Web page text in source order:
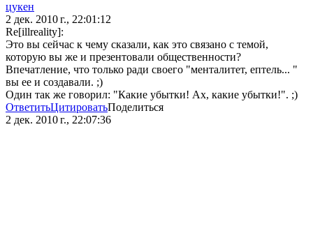
цукен
2 дек. 2010 г., 22:01:12
Re[illreality]:
Это вы сейчас к чему сказали, как это связано с темой,
которую вы же и презентовали общественности?
Впечатление, что только ради своего "менталитет, ептель... "
вы ее и создавали. ;)
Один так же говорил: "Какие убытки! Ах, какие убытки!". ;)
ОтветитьЦитироватьПоделиться
2 дек. 2010 г., 22:07:36